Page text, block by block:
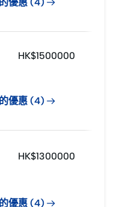
HK$1500000
優惠 (4)
HK$1300000
優惠 (4)